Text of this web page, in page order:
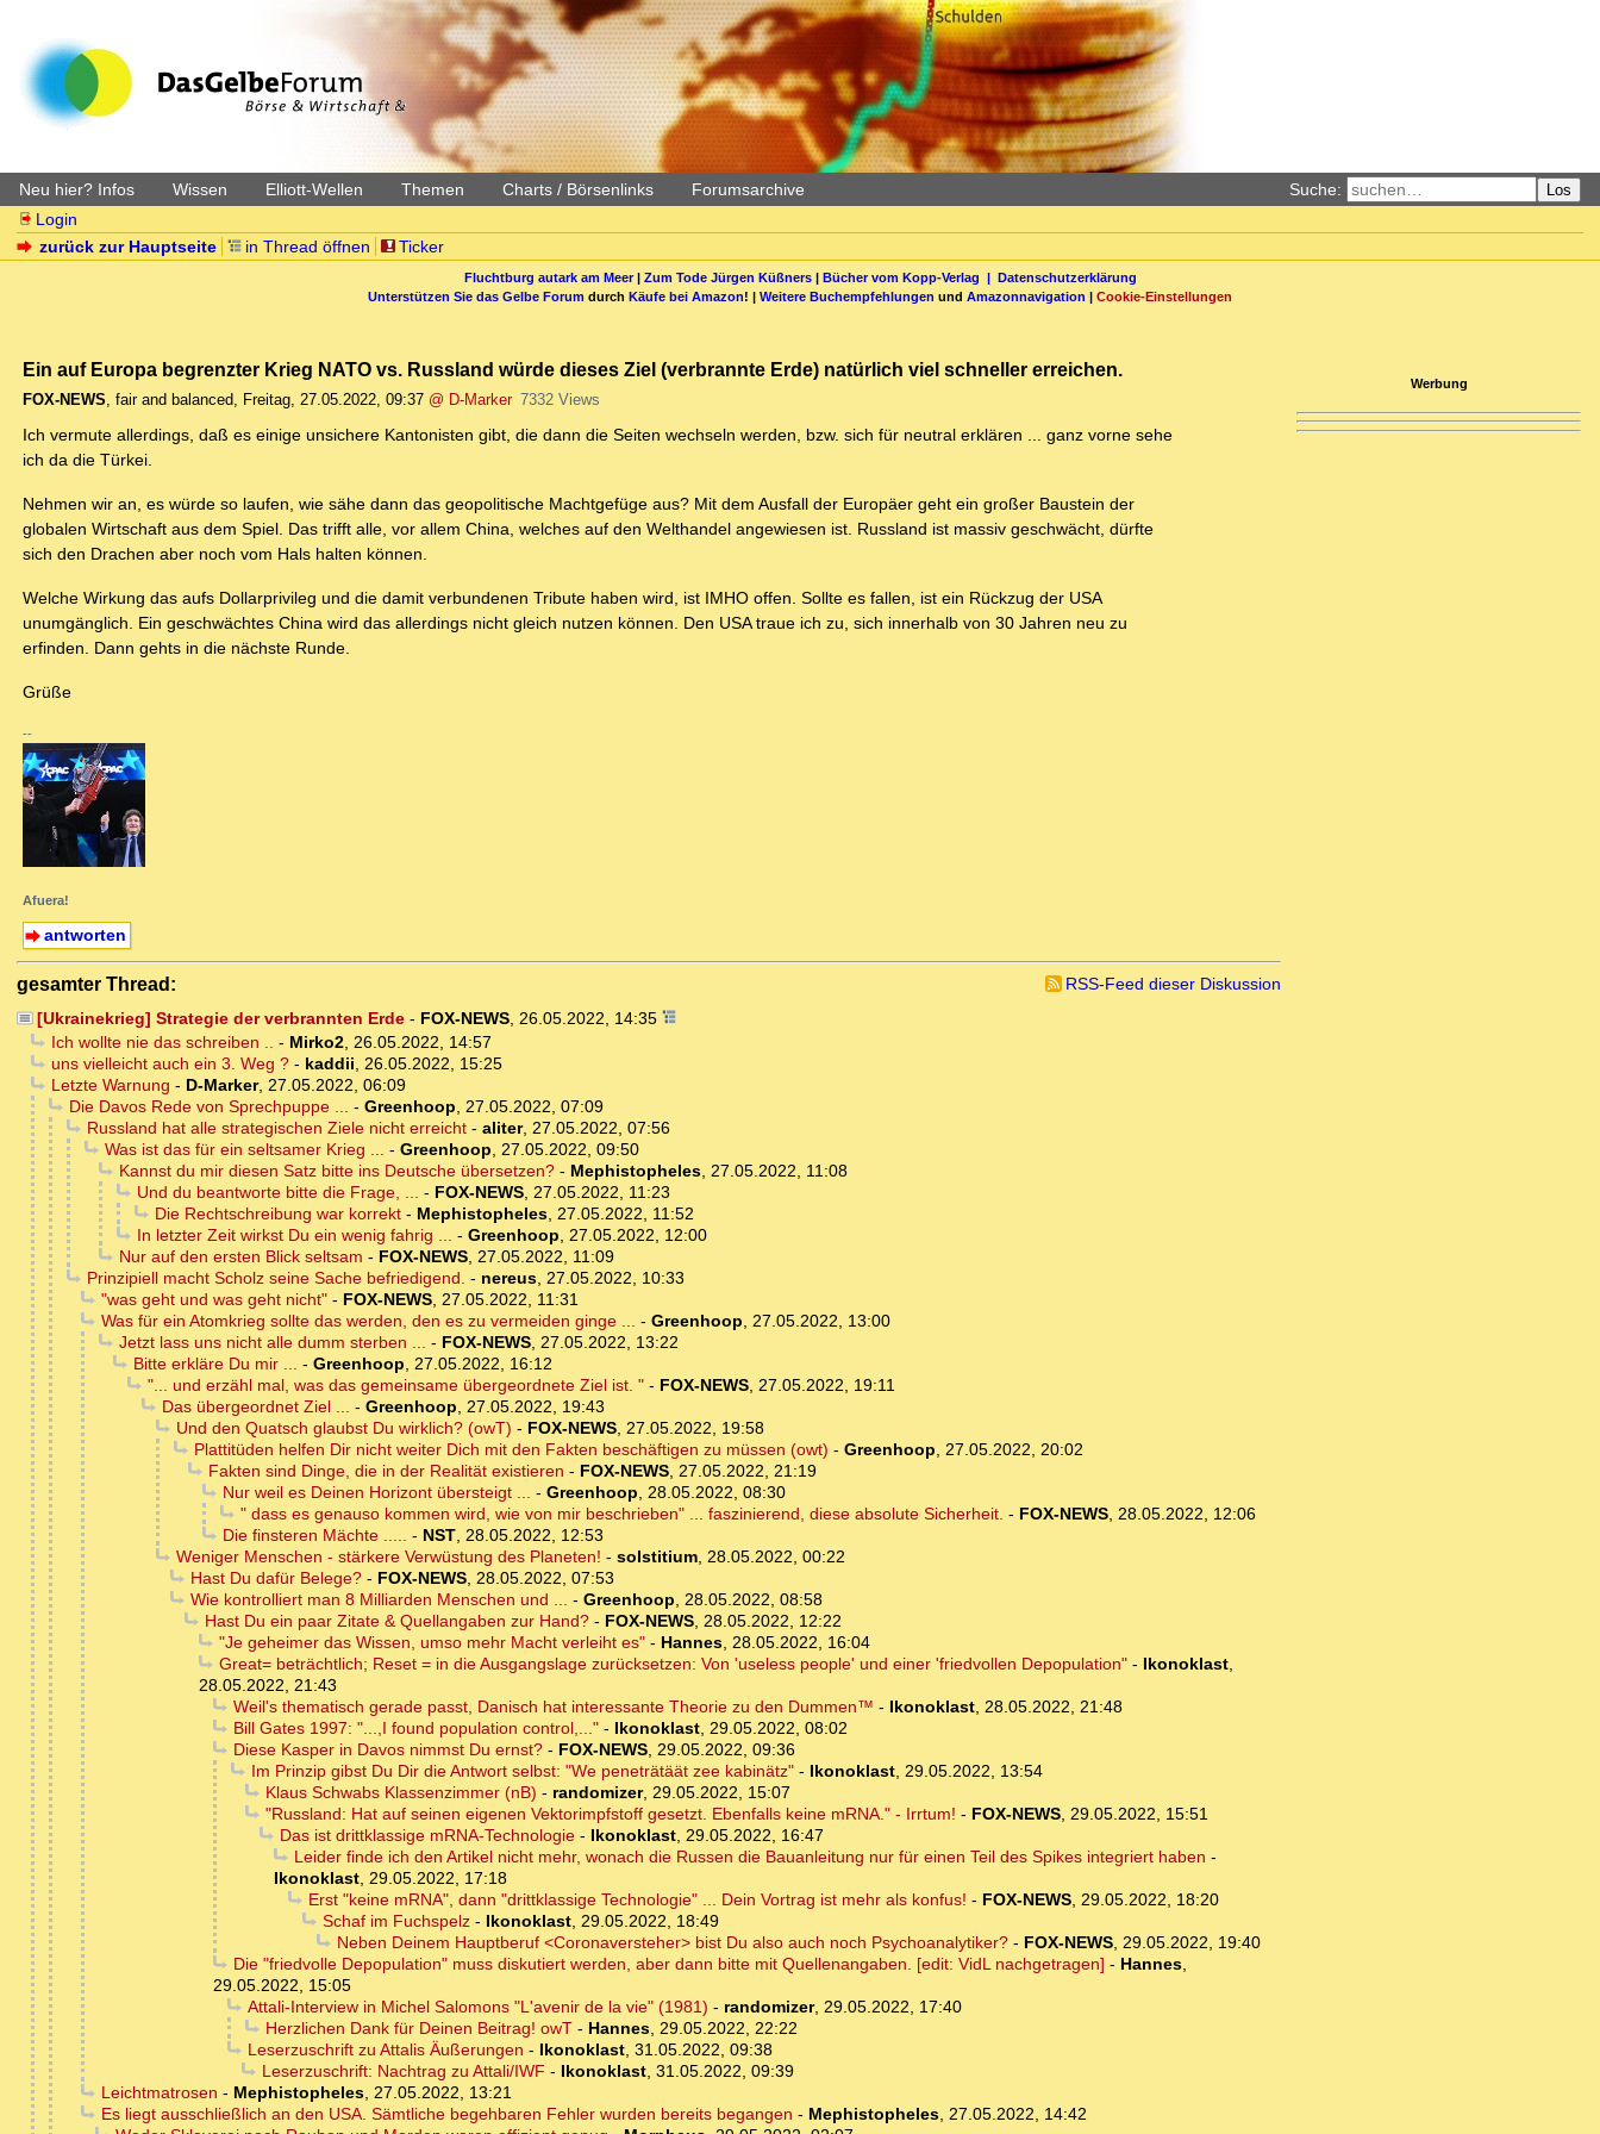
Neu hier? Infos Wissen Elliott-Wellen Themen Charts / Börsenlinks Forumsarchive Suche: Los
Login
zurück zur Hauptseite
in Thread öffnen Ticker
Fluchtburg autark am Meer| Zum Tode Jürgen Küßners| Bücher vom Kopp-Verlag | Datenschutzerklärung
Unterstützen Sie das Gelbe Forum durch Käufe bei Amazon! | Weitere Buchempfehlungen und Amazonnavigation | Cookie-Einstellungen
Ein auf Europa begrenzter Krieg NATO vs. Russland würde dieses Ziel (verbrannte Erde) natürlich viel schneller erreichen.
FOX-NEWS, fair and balanced, Freitag, 27.05.2022, 09:37 @ D-Marker 7332 Views
Ich vermute allerdings, daß es einige unsichere Kantonisten gibt, die dann die Seiten wechseln werden, bzw. sich für neutral erklären ... ganz vorne sehe
ich da die Türkei.
Nehmen wir an, es würde so laufen, wie sähe dann das geopolitische Machtgefüge aus? Mit dem Ausfall der Europäer geht ein großer Baustein der
globalen Wirtschaft aus dem Spiel. Das trifft alle, vor allem China, welches auf den Welthandel angewiesen ist. Russland ist massiv geschwächt, dürfte
sich den Drachen aber noch vom Hals halten können.
Welche Wirkung das aufs Dollarprivileg und die damit verbundenen Tribute haben wird, ist IMHO offen. Sollte es fallen, ist ein Rückzug der USA
unumgänglich. Ein geschwächtes China wird das allerdings nicht gleich nutzen können. Den USA traue ich zu, sich innerhalb von 30 Jahren neu zu
erfinden. Dann gehts in die nächste Runde.
Grüße
--
Afuera!
antworten
gesamter Thread:
RSS-Feed dieser Diskussion
[Ukrainekrieg] Strategie der verbrannten Erde- FOX-NEWS, 26.05.2022, 14:35
Ich wollte nie das schreiben ..
- Mirko2, 26.05.2022, 14:57
uns vielleicht auch ein 3. Weg ?- kaddii
26.05.2022, 15:25
Letzte Warnung - D-Marker, 27.05.2022, 06:09
Die Davos Rede von Sprechpuppe ...
- Greenhoop
27.05.2022, 07:09
Russland hat alle strategischen Ziele nicht erreicht- aliter, 27.05.2022, 07:56
Was ist das für ein seltsamer Krieg ...
- Greenhoop
27.05.2022, 09:50
Kannst du mir diesen Satz bitte ins Deutsche übersetzen?- Mephistopheles, 27.05.2022, 11:08
Und du beantworte bitte die Frage, ...
- FOX-NEWS, 27.05.2022, 11:23
Die Rechtschreibung war korrekt- Mephistopheles, 27.05.2022, 11:52
In letzter Zeit wirkst Du ein wenig fahrig ...
- Greenhoop
27.05.2022, 12:00
Nur auf den ersten Blick seltsam - FOX-NEWS, 27.05.2022, 11:09
Prinzipiell macht Scholz seine Sache befriedigend. - nereus, 27.05.2022, 10:33
"was geht und was geht nicht"- FOX-NEWS, 27.05.2022, 11:31
Was für ein Atomkrieg sollte das werden, den es zu vermeiden ginge ...
- Greenhoop
27.05.2022, 13:00
Jetzt lass uns nicht alle dumm sterben ...
- FOX-NEWS, 27.05.2022, 13:22
Bitte erkläre Du mir ...
- Greenhoop
27.05.2022, 16:12
"... und erzähl mal, was das gemeinsame übergeordnete Ziel ist. "- FOX-NEWS, 27.05.2022, 19:11
Das übergeordnet Ziel ...
- Greenhoop
27.05.2022, 19:43
Und den Quatsch glaubst Du wirklich? (owT) - FOX-NEWS, 27.05.2022, 19:58
Plattitüden helfen Dir nicht weiter Dich mit den Fakten beschäftigen zu müssen (owt) - Greenhoop
27.05.2022, 20:02
Fakten sind Dinge, die in der Realität existieren - FOX-NEWS, 27.05.2022, 21:19
Nur weil es Deinen Horizont übersteigt ...
- Greenhoop
28.05.2022, 08:30
" dass es genauso kommen wird, wie von mir beschrieben" ... faszinierend, diese absolute Sicherheit. - FOX-NEWS, 28.05.2022, 12:06
Die finsteren Mächte .....
- NST, 28.05.2022, 12:53
Weniger Menschen - stärkere Verwüstung des Planeten! - solstitium, 28.05.2022, 00:22
Hast Du dafür Belege?- FOX-NEWS, 28.05.2022, 07:53
Wie kontrolliert man 8 Milliarden Menschen und ...
- Greenhoop
28.05.2022, 08:58
Hast Du ein paar Zitate & Quellangaben zur Hand?- FOX-NEWS, 28.05.2022, 12:22
"Je geheimer das Wissen, umso mehr Macht verleiht es"- Hannes, 28.05.2022, 16:04
Great= beträchtlich; Reset = in die Ausgangslage zurücksetzen: Von 'useless people' und einer 'friedvollen Depopulation"- Ikonoklast,
28.05.2022, 21:43
Weil's thematisch gerade passt, Danisch hat interessante Theorie zu den Dummen™ - Ikonoklast, 28.05.2022, 21:48
Bill Gates 1997: "...,I found population control,..."- Ikonoklast, 29.05.2022, 08:02
Diese Kasper in Davos nimmst Du ernst?- FOX-NEWS, 29.05.2022, 09:36
Im Prinzip gibst Du Dir die Antwort selbst: "We peneträtäät zee kabinätz"- Ikonoklast, 29.05.2022, 13:54
Klaus Schwabs Klassenzimmer (nB) - randomizer, 29.05.2022, 15:07
"Russland: Hat auf seinen eigenen Vektorimpfstoff gesetzt. Ebenfalls keine mRNA." - Irrtum! - FOX-NEWS, 29.05.2022, 15:51
Das ist drittklassige mRNA-Technologie- Ikonoklast, 29.05.2022, 16:47
Leider finde ich den Artikel nicht mehr, wonach die Russen die Bauanleitung nur für einen Teil des Spikes integriert haben -
Ikonoklast 29.05.2022, 17:18
Erst "keine mRNA", dann "drittklassige Technologie" ... Dein Vortrag ist mehr als konfus! - FOX-NEWS, 29.05.2022, 18:20
Schaf im Fuchspelz- Ikonoklast, 29.05.2022, 18:49
Neben Deinem Hauptberuf <Coronaversteher> bist Du also auch noch Psychoanalytiker?- FOX-NEWS, 29.05.2022, 19:40
Die "friedvolle Depopulation" muss diskutiert werden, aber dann bitte mit Quellenangaben. [edit: VidL nachgetragen] - Hannes,
29.05.2022, 15:05
Attali-Interview in Michel Salomons "L'avenir de la vie" (1981) - randomizer, 29.05.2022, 17:40
Herzlichen Dank für Deinen Beitrag! owT- Hannes, 29.05.2022, 22:22
Leserzuschrift zu Attalis Äußerungen - Ikonoklast, 31.05.2022, 09:38
Leserzuschrift: Nachtrag zu Attali/IWF - Ikonoklast, 31.05.2022, 09:39
Leichtmatrosen - Mephistopheles, 27.05.2022, 13:21
Es liegt ausschließlich an den USA. Sämtliche begehbaren Fehler wurden bereits begangen - Mephistopheles, 27.05.2022, 14:42
Werbung